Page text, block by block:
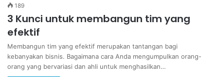
189
3 Kunci untuk membangun tim yang
efektif
Membangun tim yang efektif merupakan tantangan bagi
kebanyakan bisnis. Bagaimana cara Anda mengumpulkan orang-
orang yang bervariasi dan ahli untuk menghasilkan…